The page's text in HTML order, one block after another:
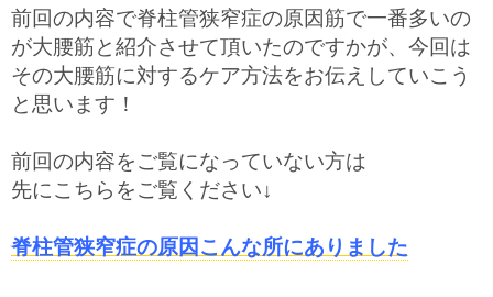
前回の内容で脊柱管狭窄症の原因筋で一番多いの
が大腰筋と紹介させて頂いたのですかが、今回は
その大腰筋に対するケア方法をお伝えしていこう
と思います！
前回の内容をご覧になっていない方は
先にこちらをご覧ください↓
脊柱管狭窄症の原因こんな所にありました